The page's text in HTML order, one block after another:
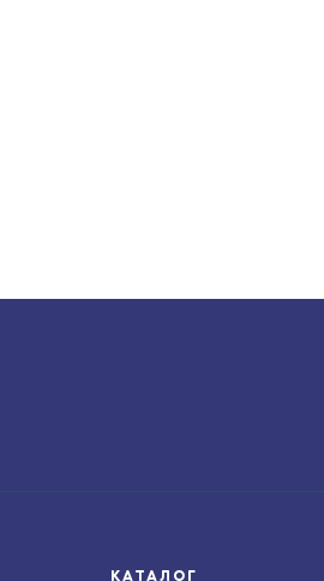
КАТАЛОГ